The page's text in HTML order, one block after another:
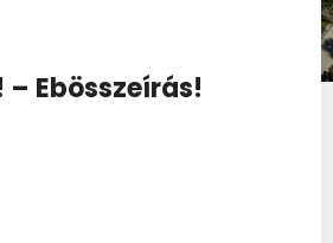
– Ebösszeírás!